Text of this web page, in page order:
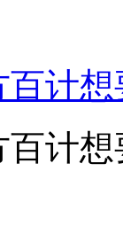
百计
计想